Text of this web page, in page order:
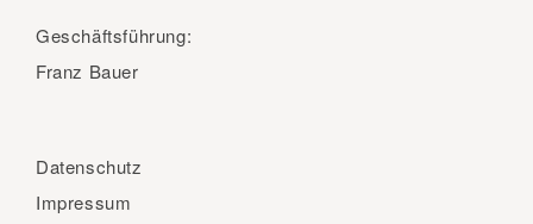
Geschäftsführung:
Franz Bauer
Datenschutz
Impressum